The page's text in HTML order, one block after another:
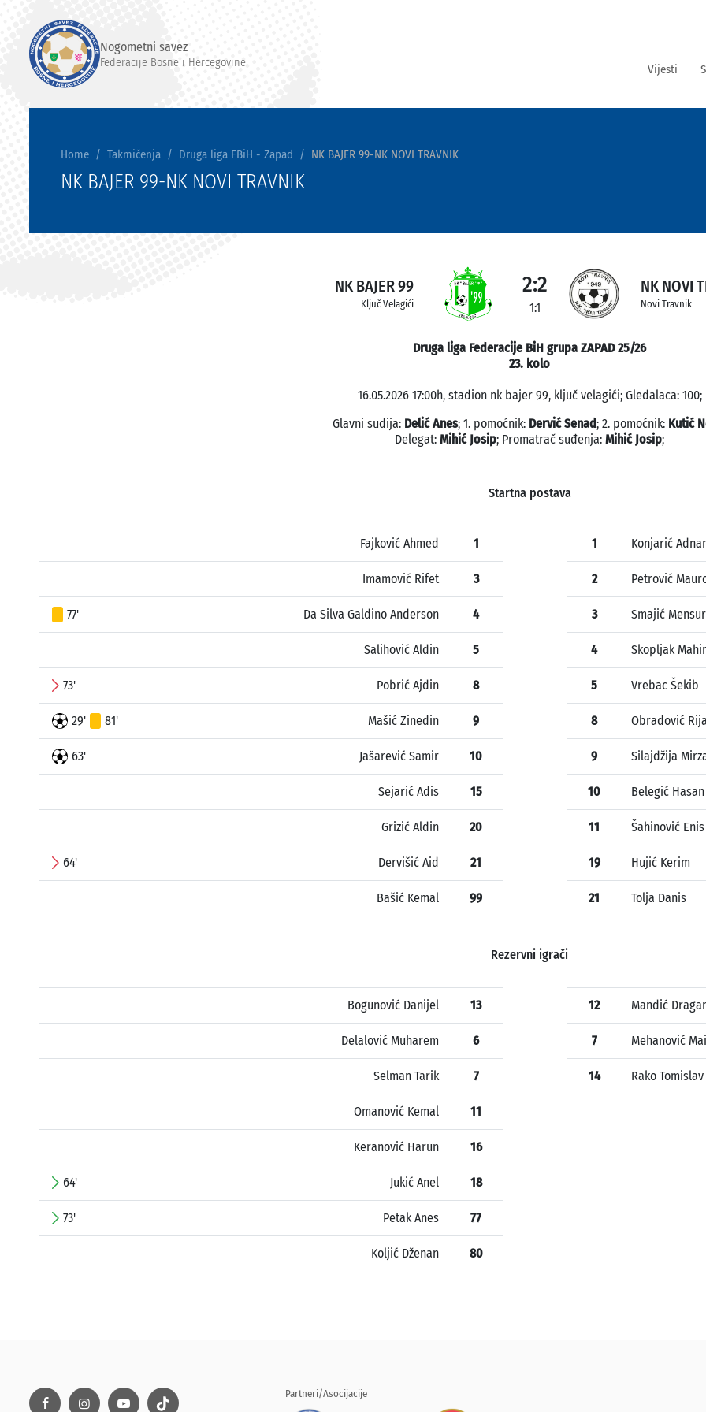
Nogometni savez
Federacije Bosne i Hercegovine Vijesti
Home Takmičenja Druga liga FBiH - Zapad NK BAJER 99-NK NOVI TRAVNIK
NK BAJER 99-NK NOVI TRAVNIK
NK BAJER 99
Ključ Velagići
2:2
1:1
NK NOVI
Novi Travnik
Druga liga Federacije BiH grupa ZAPAD 25/26
23. kolo
16.05.2026 17:00h, stadion nk bajer 99, ključ velagići; Gledalaca: 100;
Glavni sudija: Delić Anes; 1. pomoćnik: Dervić Senad; 2. pomoćnik: Kutić
Delegat: Mihić Josip; Promatrač suđenja: Mihić Josip;
Startna postava
Fajković Ahmed 1
Imamović Rifet 3
77' Da Silva Galdino Anderson 4
Salihović Aldin 5
73' Pobrić Ajdin 8
29' 81' Mašić Zinedin 9
63' Jašarević Samir 10
Sejarić Adis 15
Grizić Aldin 20
64' Dervišić Aid 21
Bašić Kemal 99
1 Konjarić
2 Petrović
3 Smajić Mensur
4 Skopljak Mahir
5 Vrebac Šekib
8 Obradović
9 Silajdžija
10 Belegić Hasan
11 Šahinović Enis
19 Hujić Kerim
21 Tolja Danis
Rezervni igrači
Bogunović Danijel 13
Delalović Muharem 6
Selman Tarik 7
Omanović Kemal 11
Keranović Harun 16
64' Jukić Anel 18
73' Petak Anes 77
Koljić Dženan 80
12 Mandić
7 Mehanović
14 Rako Tomislav
Partneri/Asocijacije